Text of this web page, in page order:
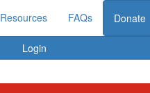
Resources FAQs Donate
Login